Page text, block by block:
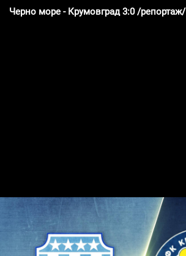
Черно море - Крумовград 3:0 /репортаж/